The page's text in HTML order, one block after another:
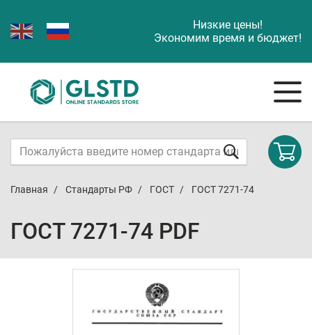
Низкие цены!
Экономим время и бюджет!
Главная Стандарты РФ ГОСТ ГОСТ 7271-74
ГОСТ 7271-74 PDF